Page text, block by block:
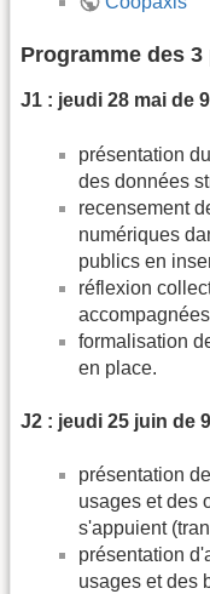
Programme des
J1 : jeudi 28 mai de
présentation
des données
recensement
numériques
publics en
réflexion
formalisation
en place.
J2 : jeudi 25 juin de
présentation
usages et des
s'appuient
présentation
usages et des